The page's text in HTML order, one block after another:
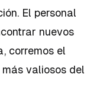
El personal
nuevos
corremos el
valiosos del